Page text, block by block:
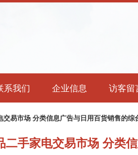
系我们 企业信息 访客留
交易市场 分类信息广告与日用百货销售的综
二手家电交易市场 分类